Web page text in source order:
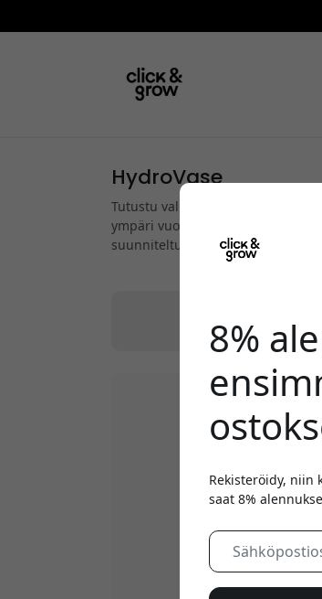
HydroVase
Tutustu valikoimaamme
ympäri vuoden. Pienikokoisista
suunniteltu helpottamaan
8%
Rekisteröidy, niin
saat 8%